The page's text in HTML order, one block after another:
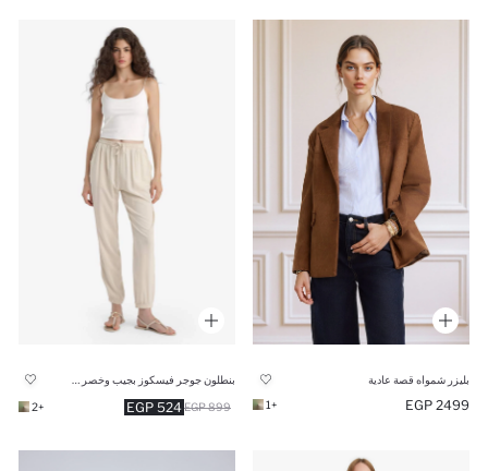
بليزر شمواه قصة عادية
2499 EGP
+1
524 EGP 899 EGP
+2